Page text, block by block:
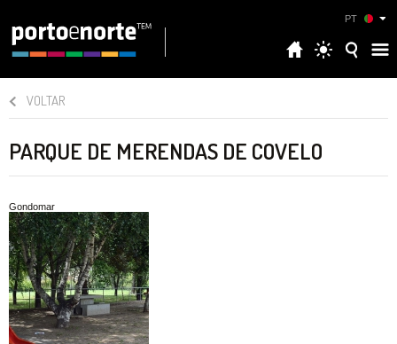
PT
VOLTAR
PARQUE DE MERENDAS DE COVELO
Gondomar